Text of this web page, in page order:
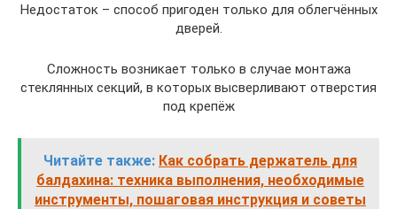
Недостаток – способ пригоден только для облегчённых
дверей.
Сложность возникает только в случае монтажа
стеклянных секций, в которых высверливают отверстия
под крепёж
Читайте также: Как собрать держатель для
балдахина: техника выполнения, необходимые
инструменты, пошаговая инструкция и советы